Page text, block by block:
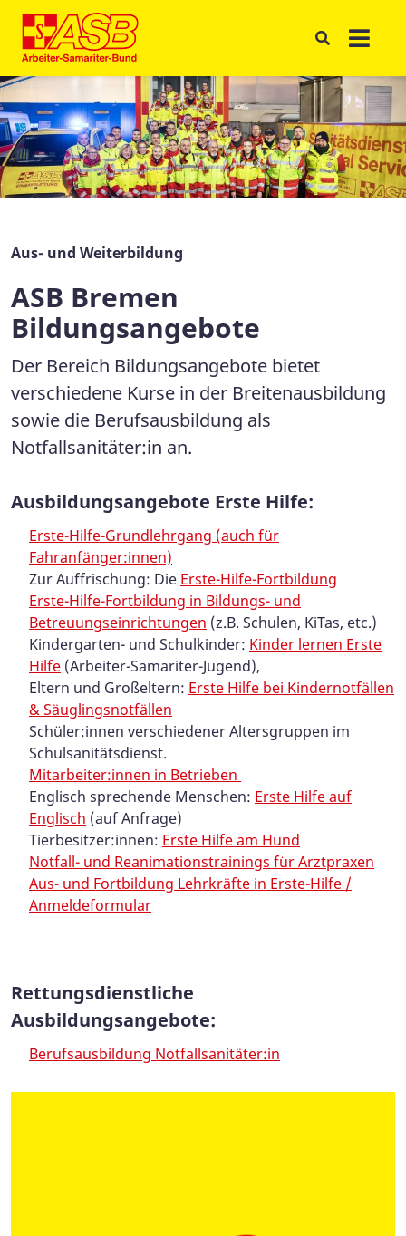
Aus- und Weiterbildung
ASB Bremen
Bildungsangebote
Der Bereich Bildungsangebote bietet
verschiedene Kurse in der Breitenausbildung
sowie die Berufsausbildung als
Notfallsanitäter:in an.
Ausbildungsangebote Erste Hilfe:
Erste-Hilfe-Grundlehrgang (auch für
Fahranfänger:innen)
Zur Auffrischung: Die Erste-Hilfe-Fortbildung
Erste-Hilfe-Fortbildung in Bildungs- und
Betreuungseinrichtungen (z.B. Schulen, KiTas, etc.)
Kindergarten- und Schulkinder: Kinder lernen Erste
Hilfe (Arbeiter-Samariter-Jugend),
Eltern und Großeltern: Erste Hilfe bei Kindernotfällen
& Säuglingsnotfällen
Schüler:innen verschiedener Altersgruppen im
Schulsanitätsdienst.
Mitarbeiter:innen in Betrieben
Englisch sprechende Menschen: Erste Hilfe auf
Englisch (auf Anfrage)
Tierbesitzer:innen: Erste Hilfe am Hund
Notfall- und Reanimationstrainings für Arztpraxen
Aus- und Fortbildung Lehrkräfte in Erste-Hilfe /
Anmeldeformular
Rettungsdienstliche
Ausbildungsangebote:
Berufsausbildung Notfallsanitäter:in